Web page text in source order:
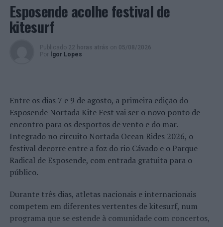
Esposende acolhe festival de
kitesurf
Publicado 22 horas atrás on 05/08/2026
Por
Ígor Lopes
Entre os dias 7 e 9 de agosto, a primeira edição do
Esposende Nortada Kite Fest vai ser o novo ponto de
encontro para os desportos de vento e do mar.
Integrado no circuito Nortada Ocean Rides 2026, o
festival decorre entre a foz do rio Cávado e o Parque
Radical de Esposende, com entrada gratuita para o
público.
Durante três dias, atletas nacionais e internacionais
competem em diferentes vertentes de kitesurf, num
programa que se estende à comunidade com concertos,